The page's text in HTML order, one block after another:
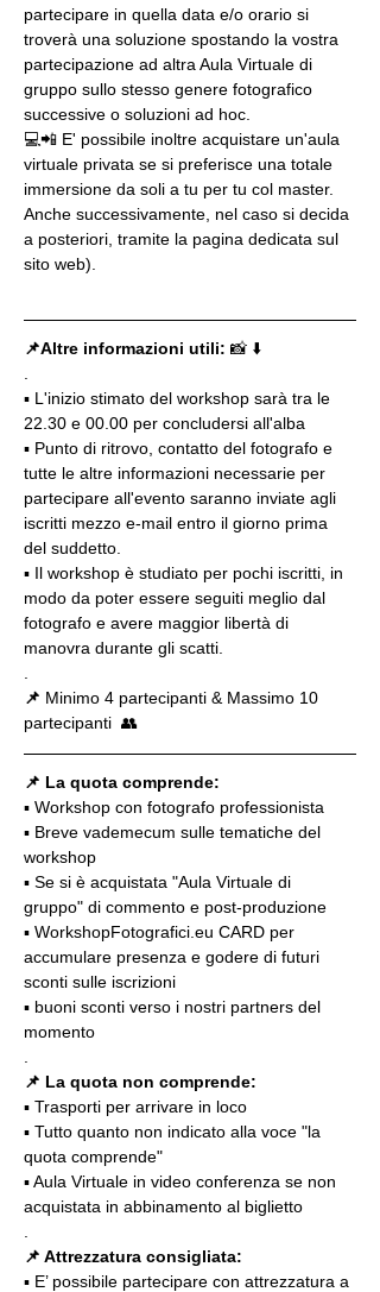
partecipare in quella data e/o orario si
troverà una soluzione spostando la vostra
partecipazione ad altra Aula Virtuale di
gruppo sullo stesso genere fotografico
successive o soluzioni ad hoc.
💻📲 E' possibile inoltre acquistare un'aula
virtuale privata se si preferisce una totale
immersione da soli a tu per tu col master.
Anche successivamente, nel caso si decida
a posteriori, tramite la pagina dedicata sul
sito web).
📌Altre informazioni utili: 📸 ⬇️
▪️ L'inizio stimato del workshop sarà tra le
22.30 e 00.00 per concludersi all'alba
▪️ Punto di ritrovo, contatto del fotografo e
tutte le altre informazioni necessarie per
partecipare all'evento saranno inviate agli
iscritti mezzo e-mail entro il giorno prima
del suddetto.
▪️ Il workshop è studiato per pochi iscritti, in
modo da poter essere seguiti meglio dal
fotografo e avere maggior libertà di
manovra durante gli scatti.
📌 Minimo 4 partecipanti & Massimo 10
partecipanti  👥
📌 La quota comprende:
▪️ Workshop con fotografo professionista
▪️ Breve vademecum sulle tematiche del
workshop
▪️ Se si è acquistata "Aula Virtuale di
gruppo" di commento e post-produzione
▪️ WorkshopFotografici.eu CARD per
accumulare presenza e godere di futuri
sconti sulle iscrizioni
▪️ buoni sconti verso i nostri partners del
momento
📌 La quota non comprende:
▪️ Trasporti per arrivare in loco
▪️ Tutto quanto non indicato alla voce "la
quota comprende"
▪️ Aula Virtuale in video conferenza se non
acquistata in abbinamento al biglietto
📌 Attrezzatura consigliata:
▪️ E’ possibile partecipare con attrezzatura a